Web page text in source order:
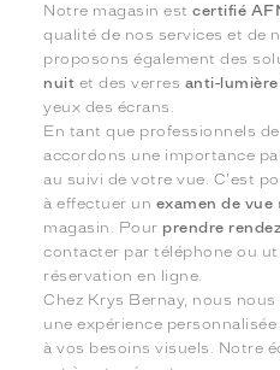
Notre magasin estcertifié
qualité de nos services et de
proposons également des
nuit et des verres anti-
yeux des écrans.
En tant que professionnels de
accordons une importance
au suivi de votre vue. C'est
à effectuer un examen de vue
magasin. Pour prendre
contacter par téléphone ou
réservation en ligne.
Chez Krys Bernay, nous
une expérience
à vos besoins visuels. Notre